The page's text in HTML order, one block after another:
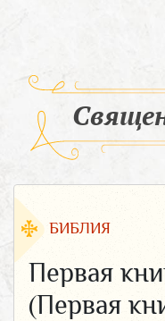
БИБЛИЯ
Первая
(Первая